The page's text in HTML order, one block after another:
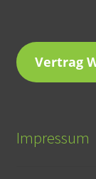
Vertrag
Impressum